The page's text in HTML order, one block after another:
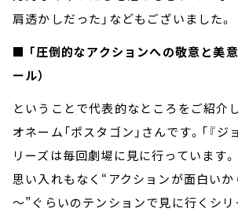
肩透かしだった」などもございました。
■ 「圧倒的なアクションへの敬意と美意
ール）
ということで代表的なところをご紹介
オネーム「ポスタゴン」さんです。「『ジ
リーズは毎回劇場に見に行っています
思い入れもなく“アクションが面白い
～”ぐらいのテンションで見に行くシリ